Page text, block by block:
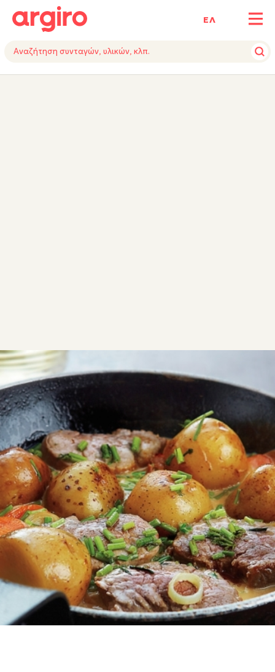
ΕΛ
ΥΛΙΚΑΕΚΤΕΛΕΣΗΕΞΟΠΛΙΣΜΟΣ
ΣΥΝΤΑΓΕΣ ΑΛΜΥΡΑ ΚΡΕΑΣ
Ψαρονέφρι στο τηγάνι με
πατάτες και κρεμώδη σάλτσα
Ψαρονέφρι στο τηγάνι με πατάτες και υπέροχη
σάλτσα. Γρήγορο και πολύ εύκολο φαγητό που
αρέσει σε όλη την οικογένεια
Εύκολη 0:45
4 μερίδες 15 λεπτά 30 λεπτά